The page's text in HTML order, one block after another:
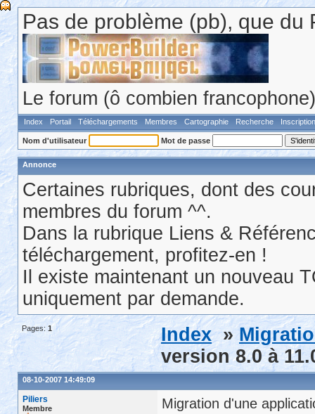
Pas de problème (pb), que du
Le forum (ô combien
Index Portail Téléchargements Membres Cartographie Recherche Inscription
Nom d'utilisateur Mot de passe
Annonce
Certaines rubriques, dont des
membres du forum ^^.
Dans la rubrique Liens &
téléchargement, profitez-en !
Il existe maintenant un nouveau
uniquement par demande.
Pages: 1 Index »
version 8.0 à
08-10-2007 14:49:09
Piliers
Membre
Migration d'une